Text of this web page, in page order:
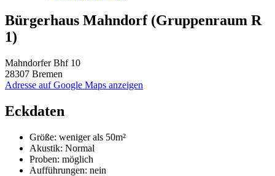
Bürgerhaus Mahndorf (Gruppenraum R
1)
Mahndorfer Bhf 10
28307 Bremen
Adresse auf Google Maps anzeigen
Eckdaten
Größe: weniger als 50m²
Akustik: Normal
Proben: möglich
Aufführungen: nein